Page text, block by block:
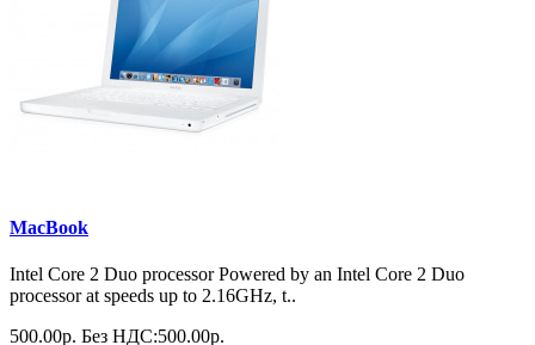
MacBook
Intel Core 2 Duo processor Powered by an Intel Core 2 Duo
processor at speeds up to 2.16GHz, t..
500.00р. Без НДС:500.00р.